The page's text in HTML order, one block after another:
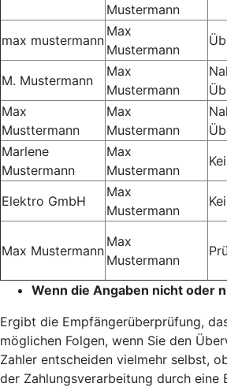
Mustermann
max mustermann
Max
Mustermann
M. Mustermann
Max
Mustermann
Max
Musttermann
Max
Mustermann
Marlene
Mustermann
Max
Mustermann
Elektro GmbH
Max
Mustermann
Max Mustermann
Max
Mustermann
Wenn die Angaben nicht oder
Ergibt die Empfängerüberprüfung,
möglichen Folgen, wenn Sie den
Zahler entscheiden vielmehr selbst,
der Zahlungsverarbeitung durch